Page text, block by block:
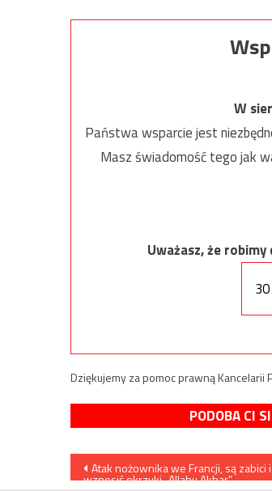
W
Państwa wsparcie jest
Masz świadomość tego jak
Uważasz, że
Dziękujemy za pomoc prawną Kancelarii
PODOBA CI
Nawigacja
Atak nożownika we Francji, są zabici
wznosić okrzyki „Allahu Akbar”